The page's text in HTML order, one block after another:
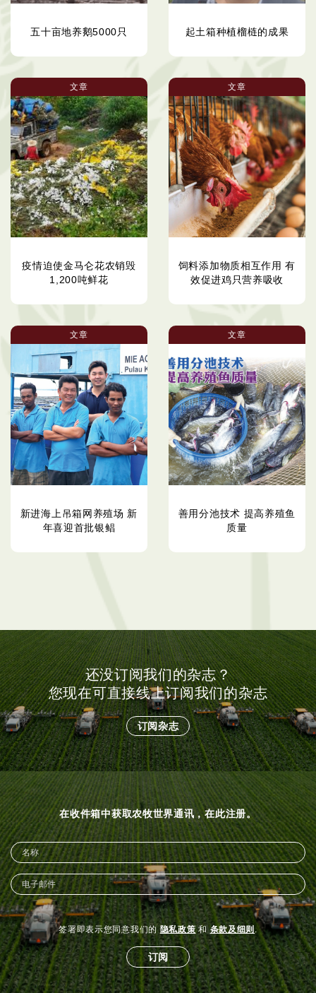
五十亩地养鹅5000只 起土箱种植榴梿的成果
文章
疫情迫使金马仑花农销毁
1,200吨鲜花
文章
饲料添加物质相互作用 有
效促进鸡只营养吸收
文章
新进海上吊箱网养殖场 新
年喜迎首批银鲳
文章
善用分池技术 提高养殖鱼
质量
还没订阅我们的杂志？
您现在可直接线上订阅我们的杂志
订阅杂志
在收件箱中获取农牧世界通讯，在此注册。
签署即表示您同意我们的隐私政策 和条款及细则 .
订阅